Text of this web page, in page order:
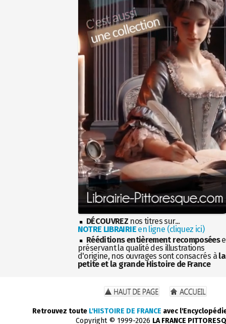
DÉCOUVREZ nos titres sur...
NOTRE LIBRAIRIEen ligne (cliquez ici)
Rééditions entièrement recomposées
préservant la qualité des illustrations
d'origine, nos ouvrages sont consacrés à la
petite et la grande Histoire de France
Retrouvez toute L'HISTOIRE DE FRANCE avec
Copyright © 1999-2026 LA FRANCE